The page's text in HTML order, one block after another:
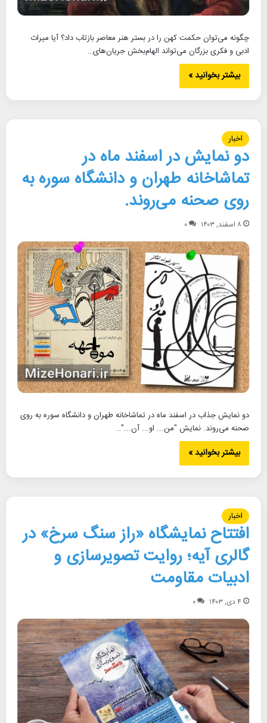
چگونه می‌توان حکمت کهن را در بستر هنر معاصر بازتاب داد؟ آیا میراث
ادبی و فکری بزرگان می‌تواند الهام‌بخش جریان‌های…
بیشتر بخوانید »
اخبار
دو نمایش در اسفند ماه در
تماشاخانه طهران و دانشگاه سوره به
روی صحنه می‌روند.
۸ اسفند, ۱۴۰۳ ۰
دو نمایش جذاب در اسفند ماه در تماشاخانه طهران و دانشگاه سوره به روی
صحنه می‌روند. نمایش "من... او... آن..."…
بیشتر بخوانید »
اخبار
افتتاح نمایشگاه «راز سنگ سرخ» در
گالری آیه؛ روایت تصویرسازی و
ادبیات مقاومت
۴ دی, ۱۴۰۳ ۰